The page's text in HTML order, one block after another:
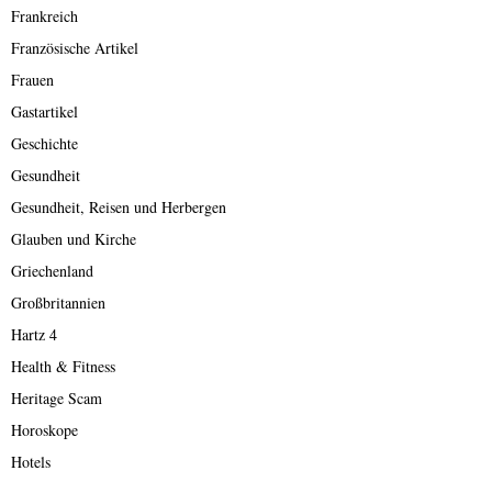
Frankreich
Französische Artikel
Frauen
Gastartikel
Geschichte
Gesundheit
Gesundheit, Reisen und Herbergen
Glauben und Kirche
Griechenland
Großbritannien
Hartz 4
Health & Fitness
Heritage Scam
Horoskope
Hotels